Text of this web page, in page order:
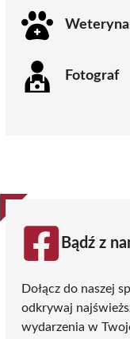
Fotograf
Bądź z
Dołącz do naszej
odkrywaj
wydarzenia w